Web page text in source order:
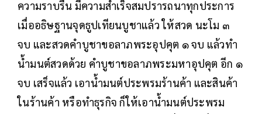
ความราบรื่น มีความสำเร็จสมปรารถนาทุกประการ
เมื่ออธิษฐานจุดธูปเทียนบูชาแล้ว ให้สวด นะโม ๓
จบ และสวดคำบูชาขอลาภพระอุปคุต ๑ จบ แล้วทำ
น้ำมนต์สวดด้วย คำบูชาขอลาภพระมหาอุปคุต อีก ๑
จบ เสร็จแล้ว เอาน้ำมนต์ประพรมร้านค้า และสินค้า
ในร้านค้า หรือทำธุรกิจ ก็ให้เอาน้ำมนต์ประพรม